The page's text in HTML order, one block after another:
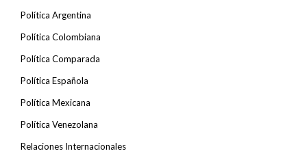
Política Argentina
Política Colombiana
Política Comparada
Política Española
Política Mexicana
Política Venezolana
Relaciones Internacionales